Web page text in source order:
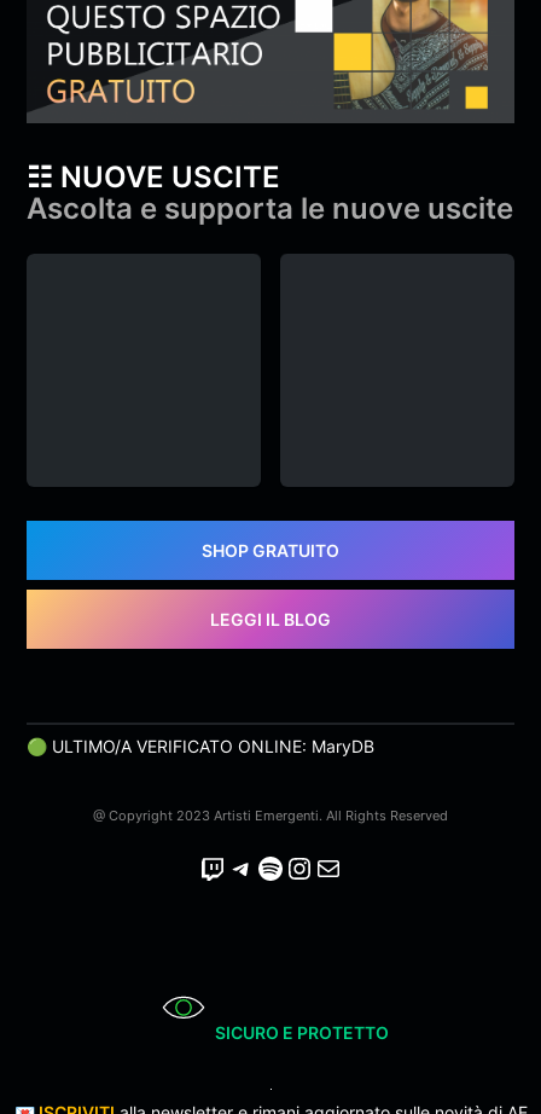
☷ NUOVE USCITE
Ascolta e supporta le nuove uscite
SHOP GRATUITO
LEGGI IL BLOG
🟢 ULTIMO/A VERIFICATO ONLINE: MaryDB
@ Copyright 2023 Artisti Emergenti. All Rights Reserved
Twitch Telegram Spotify Instagram Email
SICURO E PROTETTO